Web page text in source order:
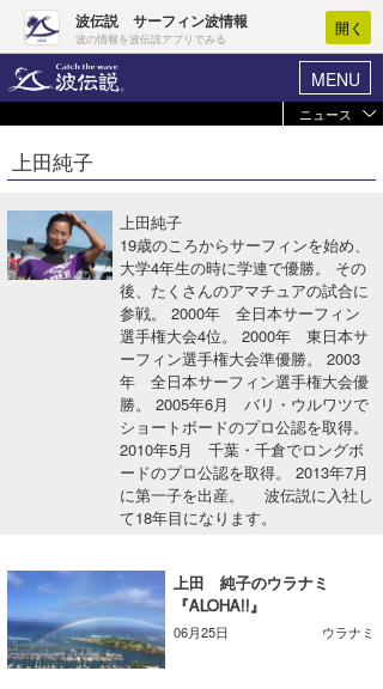
波伝説 サーフィン波情報
波の情報を波伝説アプリでみる
開く
MENU
ヘルプ マイホーム
ログイン
新規会員登録
波情報･概況
WAVE HUNTER波予想ツール
サーフィンエリアガイド
会員メニュー
上田純子
上田純子
19歳のころからサーフィンを始め、
大学4年生の時に学連で優勝。 その
後、たくさんのアマチュアの試合に
参戦。 2000年 全日本サーフィン
選手権大会4位。 2000年 東日本サ
ーフィン選手権大会準優勝。 2003
年 全日本サーフィン選手権大会優
勝。 2005年6月 バリ・ウルワツで
ショートボードのプロ公認を取得。
2010年5月 千葉・千倉でロングボ
ードのプロ公認を取得。 2013年7月
に第一子を出産。 波伝説に入社し
て18年目になります。
上田 純子のウラナミ
『ALOHA!!』
06月25日 ウラナミ
ニュース
Core Surf Japan
コンテスト
ファッション/グッズ
アート＆エンタメ
ショップ情報
ショップ情報
千葉北
伊豆
その他
ルール＆How to